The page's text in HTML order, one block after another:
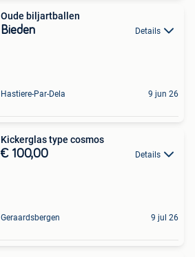
Oude biljartballen
Bieden Details
Hastiere-Par-Dela 9 jun 26
Kickerglas type cosmos
€ 100,00 Details
Geraardsbergen 9 jul 26